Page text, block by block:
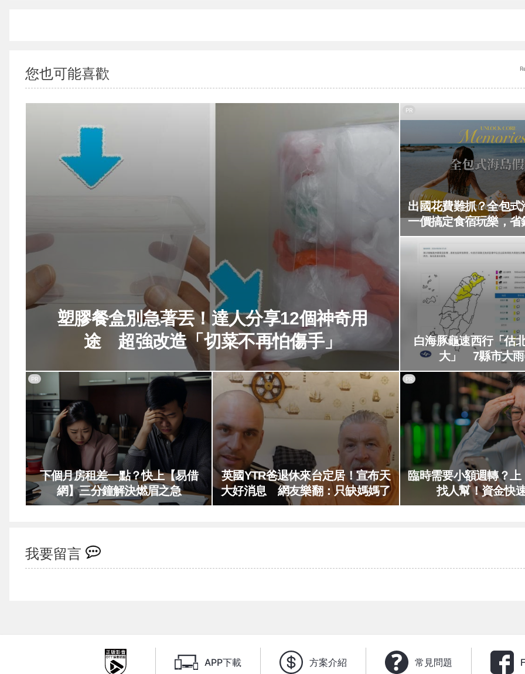
您也可能喜歡
塑膠餐盒別急著丟！達人分享12個神奇用
途 超強改造「切菜不再怕傷手」
出國花費難抓？全包式
一價搞定食宿玩樂，省
PR
白海豚龜速西行「估
大」 7縣市大
下個月房租差一點？快上【易借
網】三分鐘解決燃眉之急
PR
英國YTR爸退休來台定居！宣布天
大好消息 網友樂翻：只缺媽媽了
臨時需要小額週轉？
找人幫！資金快
PR
我要留言
APP下載 方案介紹 常見問題